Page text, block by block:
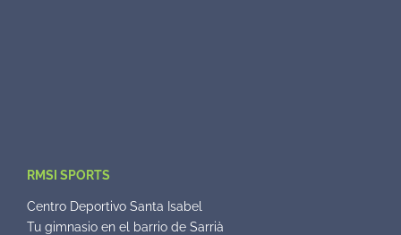
RMSI SPORTS
Centro Deportivo Santa Isabel
Tu gimnasio en el barrio de Sarrià